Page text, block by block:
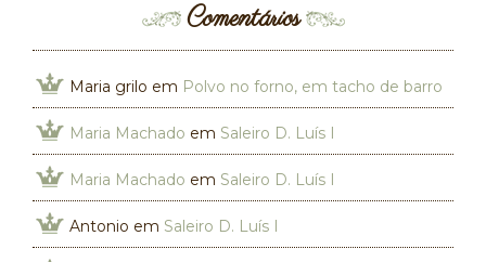
Comentários
Maria grilo em Polvo no forno, em tacho de barro
Maria Machado em Saleiro D. Luís I
Maria Machado em Saleiro D. Luís I
Antonio em Saleiro D. Luís I